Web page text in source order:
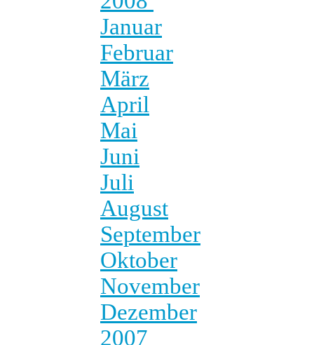
Januar
Februar
März
April
Mai
Juni
Juli
August
September
Oktober
November
Dezember
2007